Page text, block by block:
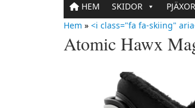
HEM SKIDOR PJÄXOR
Hem » <i class="fa fa-skiing"
Atomic Hawx